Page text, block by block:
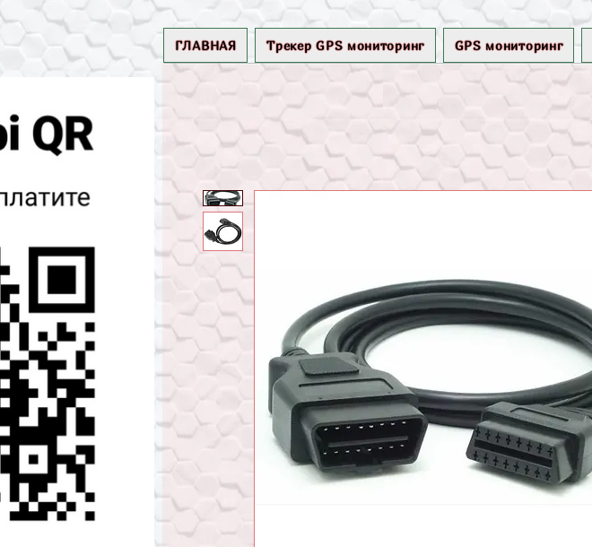
ГЛАВНАЯ Трекер GPS мониторинг GPS мониторинг